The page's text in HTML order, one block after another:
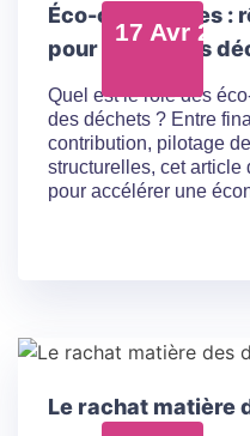
17 Avr 26
Éco-organismes :
pour les filières
Quel est le rôle des
des déchets ? Entre
contribution, pilotage
structurelles, cet
pour accélérer une
Le rachat matière